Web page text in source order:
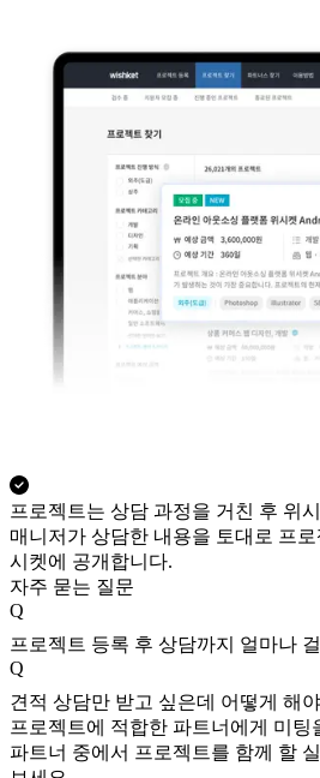
프로젝트는 상담 과정을 거친 후 위
매니저가 상담한 내용을 토대로 프
시켓에 공개합니다.
자주 묻는 질문
Q
프로젝트 등록 후 상담까지 얼마나
Q
견적 상담만 받고 싶은데 어떻게 해
프로젝트에 적합한 파트너에게 미팅
파트너 중에서 프로젝트를 함께 할